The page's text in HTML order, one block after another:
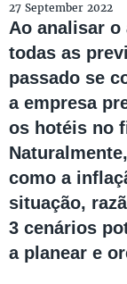
27 September 2022
Ao analisar o
todas as
passado se
a empresa
os hotéis no
como a
situação,
3 cenários
a planear e